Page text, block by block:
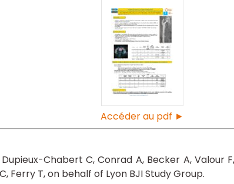
Accéder au pdf ►
Dupieux-Chabert C Conrad A Becker A Valour F
Ferry T on behalf of Lyon BJI Study Group